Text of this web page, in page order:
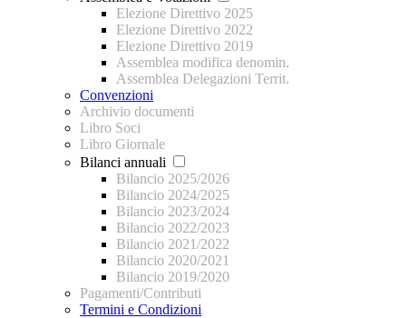
Elezione Direttivo 2025
Elezione Direttivo 2022
Elezione Direttivo 2019
Assemblea modifica denomin.
Assemblea Delegazioni Territ.
Convenzioni
Archivio documenti
Libro Soci
Libro Giornale
Bilanci annuali
Bilancio 2025/2026
Bilancio 2024/2025
Bilancio 2023/2024
Bilancio 2022/2023
Bilancio 2021/2022
Bilancio 2020/2021
Bilancio 2019/2020
Pagamenti/Contributi
Termini e Condizioni